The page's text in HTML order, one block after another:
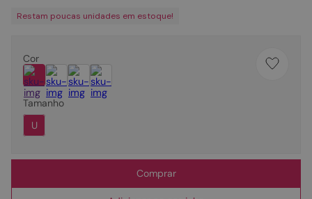
Restam poucas unidades em estoque!
Cor
Tamanho
U
Comprar
6º
tamanco
sapatilha
couro
10º rasteirinhas